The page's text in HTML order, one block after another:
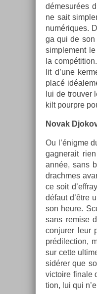
démesurées
ne sait
numériques.
ga qui de son
simple­ment
la
lit d’une
placé
lui de trouv­er
kilt pourpre
Novak
Ou l’énigme
gag­nerait
année, sans
drachmes
ce soit
défaut d’être
son heure.
sans re­m­ise
con­jur­er leur
prédilec­tion,
sur cette
sidér­er que
vic­toire fin­ale
tion, lui qui